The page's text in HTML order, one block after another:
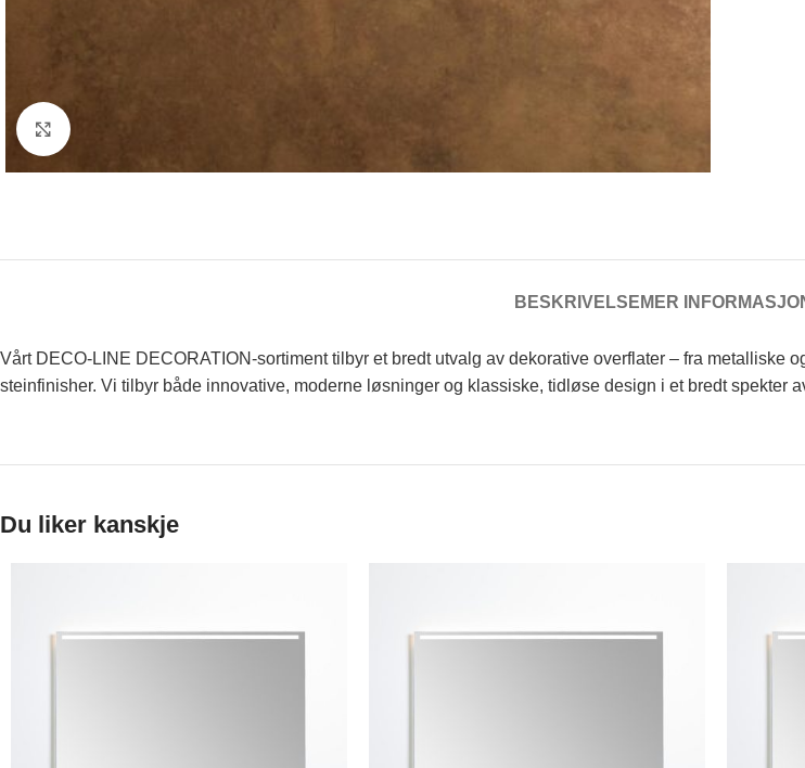
BESKRIVELSE MER
Vårt DECO-LINE DECORATION-sortiment tilbyr et bredt utvalg av dekorative overflater – fra metalliske
steinfinisher. Vi tilbyr både innovative, moderne løsninger og klassiske, tidløse design i et bredt spekter
Du liker kanskje